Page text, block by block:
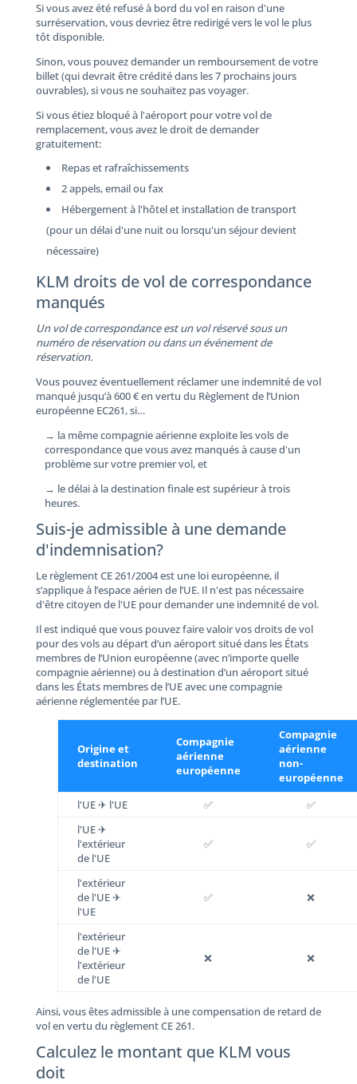
Si vous avez été refusé à bord du vol en raison d'une
surréservation, vous devriez être redirigé vers le vol le plus
tôt disponible.
Sinon, vous pouvez demander un remboursement de votre
billet (qui devrait être crédité dans les 7 prochains jours
ouvrables), si vous ne souhaitez pas voyager.
Si vous étiez bloqué à l'aéroport pour votre vol de
remplacement, vous avez le droit de demander
gratuitement:
Repas et rafraîchissements
2 appels, email ou fax
Hébergement à l'hôtel et installation de transport
(pour un délai d'une nuit ou lorsqu'un séjour devient
nécessaire)
KLM droits de vol de correspondance
manqués
Un vol de correspondance est un vol réservé sous un
numéro de réservation ou dans un événement de
réservation.
Vous pouvez éventuellement réclamer une indemnité de vol
manqué ​​jusqu’à 600 € en vertu du Règlement de l’Union
européenne EC261, si…
→ la même compagnie aérienne exploite les vols de
correspondance que vous avez manqués à cause d'un
problème sur votre premier vol, et
→ le délai à la destination finale est supérieur à trois
heures.
Suis-je admissible à une demande
d'indemnisation?
Le règlement CE 261/2004 est une loi européenne, il
s’applique à l’espace aérien de l’UE. Il n'est pas nécessaire
d'être citoyen de l'UE pour demander une indemnité de vol.
Il est indiqué que vous pouvez faire valoir vos droits de vol
pour des vols au départ d’un aéroport situé dans les États
membres de l’Union européenne (avec n’importe quelle
compagnie aérienne) ou à destination d’un aéroport situé
dans les États membres de l’UE avec une compagnie
aérienne réglementée par l’UE.
Origine et
destination
Compagnie
aérienne
européenne
Compagnie
aérienne
non-
européenne
l'UE ✈ l'UE
✅
✅
l'UE ✈
l'extérieur
de l'UE
✅ ✅
l'extérieur
de l'UE ✈
l'UE
✅ ❌
l'extérieur
de l'UE ✈
l'extérieur
de l'UE
❌ ❌
Ainsi, vous êtes admissible à une compensation de retard de
vol ​​en vertu du règlement CE 261.
Calculez le montant que KLM vous
doit